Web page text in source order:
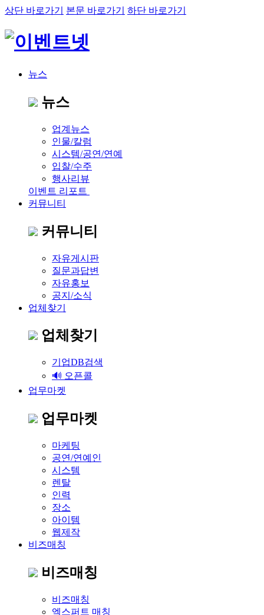
상단 바로가기 본문 바로가기 하단 바로가기
뉴스
뉴스
업계뉴스
인물/칼럼
시스템/공연/연예
입찰/수주
행사리뷰
이벤트 리포트
커뮤니티
커뮤니티
자유게시판
질문과답변
자유홍보
공지/소식
업체찾기
업체찾기
기업DB검색
🔊 오픈콜
업무마켓
업무마켓
마케팅
공연/연예인
시스템
렌탈
인력
장소
아이템
웹제작
비즈매칭
비즈매칭
비즈매칭
엑스퍼트 매칭